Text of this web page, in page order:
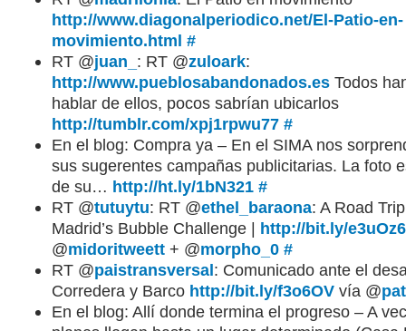
http://www.diagonalperiodico.net/El-Patio-en-
movimiento.html #
RT @juan_ : RT @zuloark:
http://www.pueblosabandonados.es Todos
hablar de ellos, pocos sabrían ubicarlos
http://tumblr.com/xpj1rpwu77 #
En el blog: Compra ya – En el SIMA nos
sus sugerentes campañas publicitarias. La foto
de su… http://ht.ly/1bN321 #
RT @tutuytu: RT @ethel_baraona: A Road
Madrid’s Bubble Challenge | http://bit.ly/e3uOz6
@midoritweett + @morpho_0 #
RT @paistransversal: Comunicado ante el
Corredera y Barco http://bit.ly/f3o6OV vía @
En el blog: Allí donde termina el progreso – A